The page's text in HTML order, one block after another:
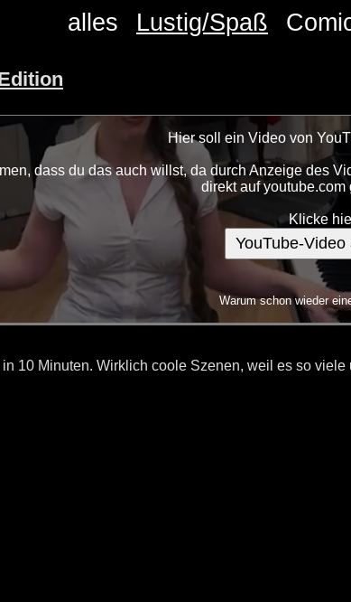
alles Lustig/Spaß
Hier soll ein Video von
dass du das auch willst, da durch Anzeige des
direkt auf youtube.com
Klicke
YouTube-Video
Warum schon wieder
10 Minuten. Wirklich coole Szenen, weil es so